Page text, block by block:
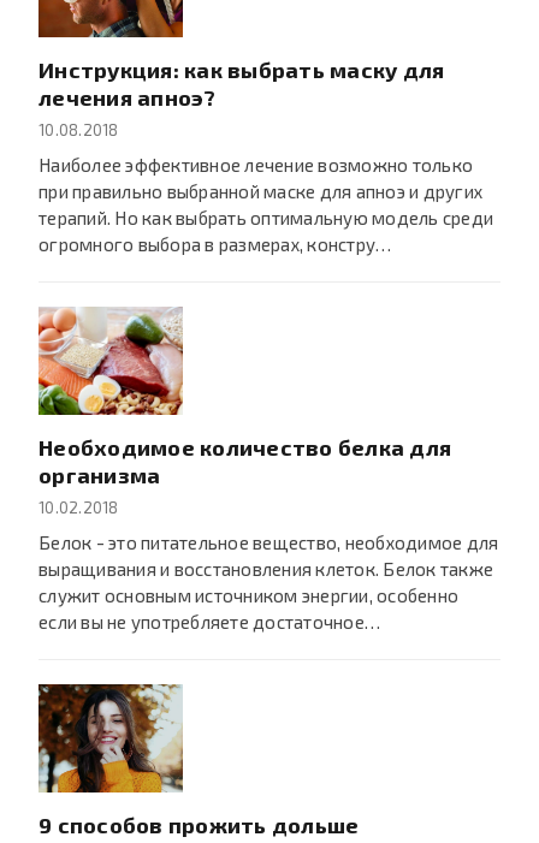
Инструкция: как выбрать маску для
лечения апноэ?
10.08.2018
Наиболее эффективное лечение возможно только
при правильно выбранной маске для апноэ и других
терапий. Но как выбрать оптимальную модель среди
огромного выбора в размерах, констру…
Необходимое количество белка для
организма
10.02.2018
Белок - это питательное вещество, необходимое для
выращивания и восстановления клеток. Белок также
служит основным источником энергии, особенно
если вы не употребляете достаточное…
9 способов прожить дольше